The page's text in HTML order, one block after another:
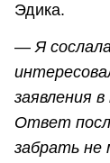
Эдика.
—Я
заявления
Ответ
забрать не